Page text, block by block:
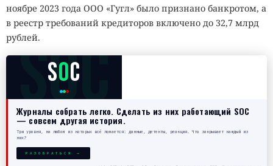
ноябре 2023 года ООО «Гугл» было признано банкротом, а
в реестр требований кредиторов включено до 32,7 млрд
рублей.
SOC
SOC
Журналы собрать легко. Сделать из них работающий SOC
— совсем другая история.
Три уровня, на любом из которых всё ломается: данные, детекты, реакция. Что закрывает каждый из
них?
РАЗОБРАТЬСЯ →